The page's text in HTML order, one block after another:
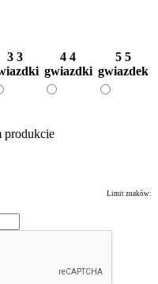
3 3
4 4
gwiazdki
5 5
gwiazdek
produkcie
Limit znaków: